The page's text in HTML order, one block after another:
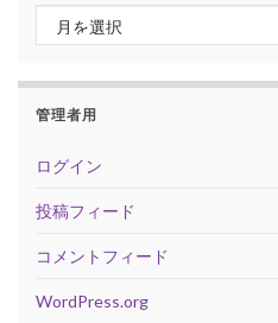
アーカイブ
管理者用
ログイン
投稿フィード
コメントフィード
WordPress.org